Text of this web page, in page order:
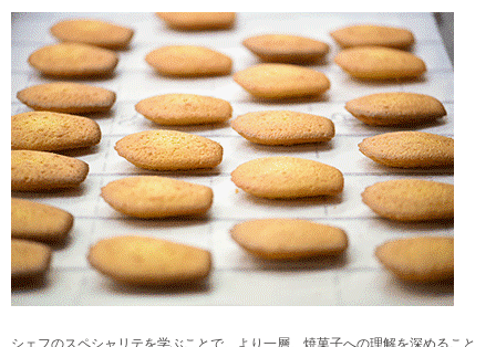
シェフのスペシャリテを学ぶことで、より一層、焼菓子への理解を深めること